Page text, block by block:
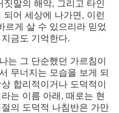
말의 해악, 그리고 타인
어 세상에 나가면, 이런
르게 살 수 있으리라 믿었
금도 기억한다.
는 그 단순했던 가르침이
무너지는 모습을 보게 되
합리적이거나 도덕적이
는 이름 아래, 때로는 현
의 도덕적 나침반은 가만